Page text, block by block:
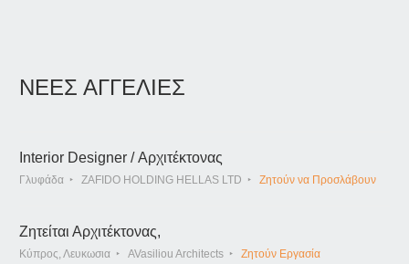
ΝΕΕΣ ΑΓΓΕΛΙΕΣ
Interior Designer / Αρχιτέκτονας
Γλυφάδα ZAFIDO HOLDING HELLAS LTD Ζητούν να Προσλάβουν
Ζητείται Αρχιτέκτονας,
Κύπρος, Λευκωσια AVasiliou Architects Ζητούν Εργασία